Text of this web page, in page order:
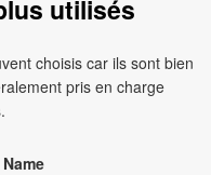
utilisés
choisis car ils sont bien
pris en charge
Name